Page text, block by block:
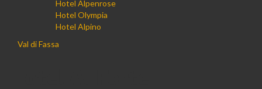
Hotel Alpenrose
Hotel Olympia
Hotel Alpino
Val di Fassa